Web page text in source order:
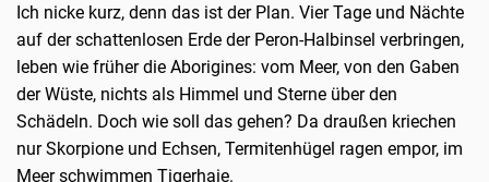
Ich nicke kurz, denn das ist der Plan. Vier Tage und Nächte
auf der schattenlosen Erde der Peron-Halbinsel verbringen,
leben wie früher die Aborigines: vom Meer, von den Gaben
der Wüste, nichts als Himmel und Sterne über den
Schädeln. Doch wie soll das gehen? Da draußen kriechen
nur Skorpione und Echsen, Termitenhügel ragen empor, im
Meer schwimmen Tigerhaie.